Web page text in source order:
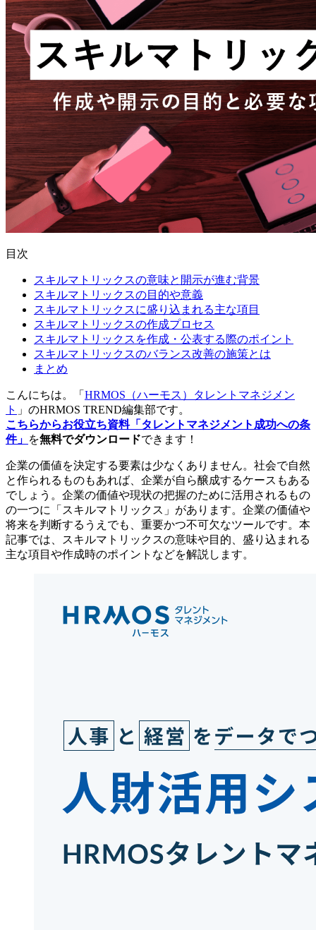
目次
スキルマトリックスの意味と開示が進む背景
スキルマトリックスの目的や意義
スキルマトリックスに盛り込まれる主な項目
スキルマトリックスの作成プロセス
スキルマトリックスを作成・公表する際のポイント
スキルマトリックスのバランス改善の施策とは
まとめ
こんにちは。「 HRMOS（ハーモス）タレントマネジメン
ト 」のHRMOS TREND編集部です。
こちらからお役立ち資料「タレントマネジメント成功への条
件」 を無料でダウンロードできます！
企業の価値を決定する要素は少なくありません。社会で自然
と作られるものもあれば、企業が自ら醸成するケースもある
でしょう。企業の価値や現状の把握のために活用されるもの
の一つに「スキルマトリックス」があります。企業の価値や
将来を判断するうえでも、重要かつ不可欠なツールです。本
記事では、スキルマトリックスの意味や目的、盛り込まれる
主な項目や作成時のポイントなどを解説します。